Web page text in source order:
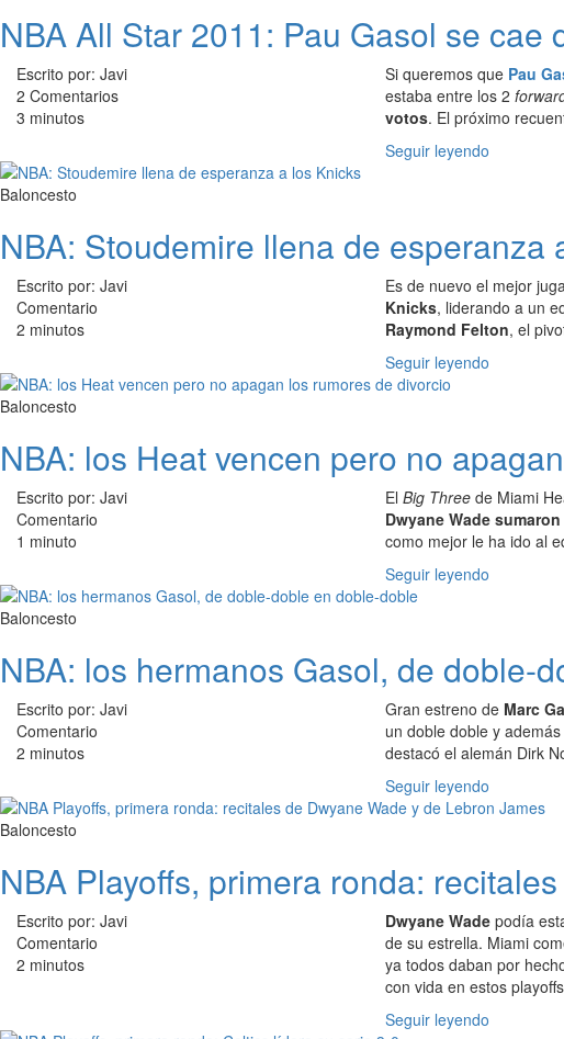
NBA All Star 2011: Pau Gasol se
Escrito por: Javi
2 Comentarios
3 minutos
Si queremos que Pau
estaba entre los 2
votos. El próximo
Seguir leyendo
Baloncesto
NBA: Stoudemire llena de esperanza
Escrito por: Javi
Comentario
2 minutos
Es de nuevo el mejor
Knicks, liderando a un
Raymond Felton, el
Seguir leyendo
Baloncesto
NBA: los Heat vencen pero no
Escrito por: Javi
Comentario
1 minuto
El Big Three de Miami
Dwyane Wade
como mejor le ha ido al
Seguir leyendo
Baloncesto
NBA: los hermanos Gasol, de doble-
Escrito por: Javi
Comentario
2 minutos
Gran estreno de Marc
un doble doble y además
destacó el alemán Dirk
Seguir leyendo
Baloncesto
NBA Playoffs, primera ronda:
Escrito por: Javi
Comentario
2 minutos
Dwyane Wade podía
de su estrella. Miami
ya todos daban por
con vida en estos
Seguir leyendo